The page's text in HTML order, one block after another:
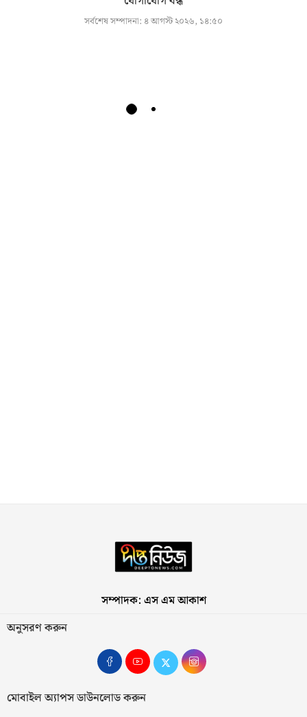
সর্বশেষ সম্পাদনা: ৪ আগস্ট ২০২৬, ১৪:৫০
সম্পাদক: এস এম আকাশ
অনুসরণ করুন
মোবাইল অ্যাপস ডাউনলোড করুন